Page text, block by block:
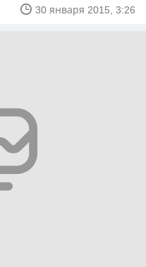
30 января 2015, 3:26